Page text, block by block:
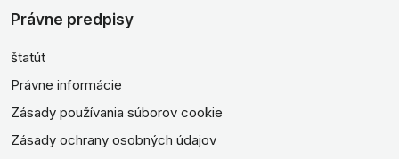
Právne predpisy
štatút
Právne informácie
Zásady používania súborov cookie
Zásady ochrany osobných údajov